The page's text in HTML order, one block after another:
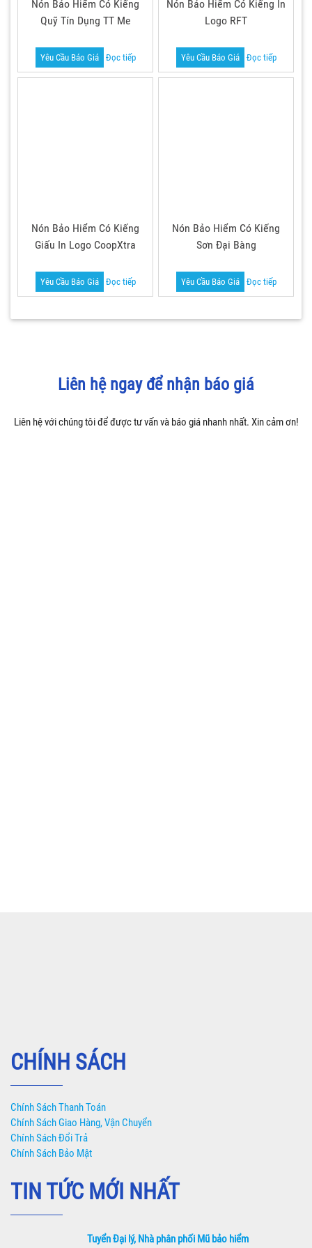
Nón Bảo Hiểm Có Kiếng
Quỹ Tín Dụng TT Me
Yêu Cầu Báo Giá Đọc tiếp
Nón Bảo Hiểm Có Kiếng In
Logo RFT
Yêu Cầu Báo Giá Đọc tiếp
Nón Bảo Hiểm Có Kiếng
Giấu In Logo CoopXtra
Yêu Cầu Báo Giá Đọc tiếp
Nón Bảo Hiểm Có Kiếng
Sơn Đại Bàng
Yêu Cầu Báo Giá Đọc tiếp
Liên hệ ngay để nhận báo giá
Liên hệ với chúng tôi để được tư vấn và báo giá nhanh nhất. Xin cảm ơn!
CHÍNH SÁCH
Chính Sách Thanh Toán
Chính Sách Giao Hàng, Vận Chuyển
Chính Sách Đổi Trả
Chính Sách Bảo Mật
TIN TỨC MỚI NHẤT
Tuyển Đại lý, Nhà phân phối Mũ bảo hiểm